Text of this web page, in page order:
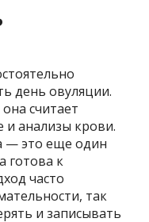
день овуляции.
считает
и анализы крови.
— это еще один
готова к
часто
так
и записывать